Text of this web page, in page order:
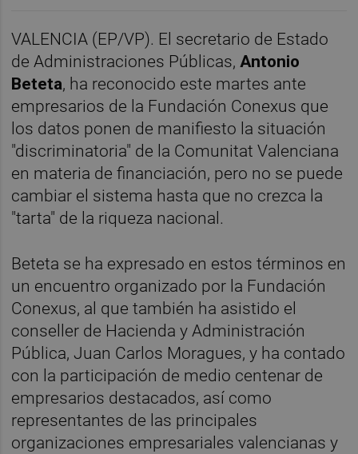
VALENCIA (EP/VP). El secretario de Estado
de Administraciones Públicas, Antonio
Beteta, ha reconocido este martes ante
empresarios de la Fundación Conexus que
los datos ponen de manifiesto la situación
"discriminatoria" de la Comunitat Valenciana
en materia de financiación, pero no se puede
cambiar el sistema hasta que no crezca la
"tarta" de la riqueza nacional.
Beteta se ha expresado en estos términos en
un encuentro organizado por la Fundación
Conexus, al que también ha asistido el
conseller de Hacienda y Administración
Pública, Juan Carlos Moragues, y ha contado
con la participación de medio centenar de
empresarios destacados, así como
representantes de las principales
organizaciones empresariales valencianas y